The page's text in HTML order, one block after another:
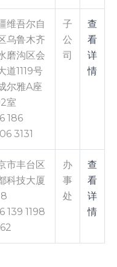
维吾尔自
乌鲁木齐
磨沟区会
道1119号
尔雅A座
室
186
3131
子
公
司
查
看
详
情
市丰台区
科技大厦
139 1198
办
事
处
查
看
详
情